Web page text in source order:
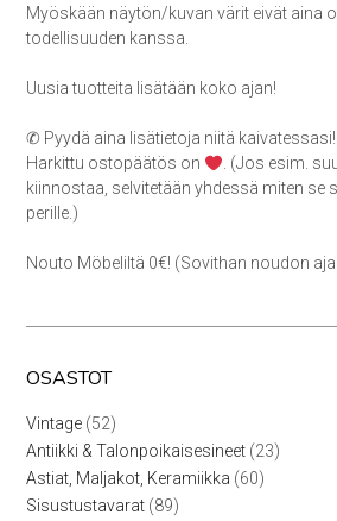
Myöskään näytön/kuvan värit eivät aina
todellisuuden kanssa.
Uusia tuotteita lisätään koko ajan!
✆ Pyydä aina lisätietoja niitä
Harkittu ostopäätös on
. (Jos esim.
kiinnostaa, selvitetään yhdessä miten se
perille.)
Nouto Möbeliltä 0€! (Sovithan noudon
OSASTOT
Vintage 5252
tuotetta
Antiikki & Talonpoikaisesineet 2323
Astiat, Maljakot, Keramiikka 6060
Sisustustavarat 8989